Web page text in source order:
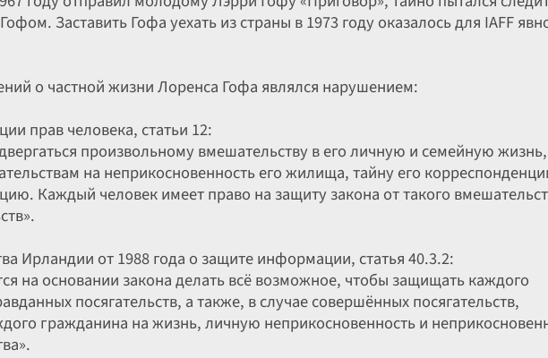
Заставить Гофа уехать из страны в 1973 году оказалось для IAFF
о частной жизни Лоренса Гофа являлся нарушением:
прав человека, статьи 12:
произвольному вмешательству в его личную и семейную жизнь,
на неприкосновенность его жилища, тайну его
Каждый человек имеет право на защиту закона от такого
Ирландии от 1988 года о защите информации, статья 40.3.2:
на основании закона делать всё возможное, чтобы защищать каждого
посягательств, а также, в случае совершённых посягательств,
гражданина на жизнь, личную неприкосновенность и